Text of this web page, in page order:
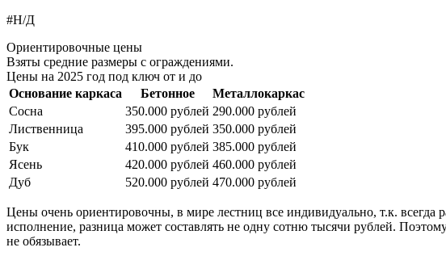
#Н/Д
Ориентировочные цены
Взяты средние размеры с ограждениями.
Цены на 2025 год под ключ от и до
Основание каркаса
Бетонное
Металлокаркас
Сосна
350.000 рублей 290.000 рублей
Лиственница
395.000 рублей 350.000 рублей
Бук
410.000 рублей 385.000 рублей
Ясень
420.000 рублей 460.000 рублей
Дуб
520.000 рублей 470.000 рублей
Цены очень ориентировочны, в мире лестниц все индивидуально, т.к. всегда
исполнение, разница может составлять не одну сотню тысячи рублей.
не обязывает.